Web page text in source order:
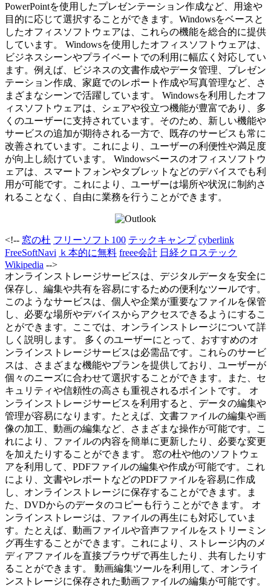
PowerPointを使用したプレゼンテーション作成など、用途や
目的に応じて選択することができます。Windowsをベースと
したオフィスソフトウェアは、これらの機能を総合的に提供
しています。 Windowsを使用したオフィスソフトウェアは、
ビジネスシーンやプライベートでの利用に幅広く対応してい
ます。例えば、ビジネスの文書作成やデータ管理、プレゼン
テーション作成、家庭でのレポート作成や写真管理など、さ
まざまなシーンで活躍しています。 Windowsを利用したオフ
ィスソフトウェアは、シェアや役立つ機能が豊富であり、多
くのユーザーに支持されています。そのため、新しい機能や
サービスの追加が期待される一方で、既存のサービスも常に
改善されています。これにより、ユーザーの利便性や満足度
が向上し続けています。 Windowsベースのオフィスソフトウ
ェアは、スマートフォンやタブレットなどのデバイスでも利
用が可能です。これにより、ユーザーは場所や状況に制約さ
れることなく、自由に業務を行うことができます。
<!-- 窓の杜 フリーソフト100 テックキャンプ cyberlink
FreeSoftNavi ｋ本的に無料 freee会計 日経クロステック
Wikipedia -->
オンラインストレージサービスは、デジタルデータを安全に
保存し、編集や共有を容易にするための便利なツールです。
このようなサービスは、個人や企業が重要なファイルを保管
し、必要な場所やデバイスからアクセスできるようにするこ
とができます。ここでは、オンラインストレージについて詳
しく説明します。 多くのユーザーにとって、おすすめのオ
ンラインストレージサービスは必需品です。これらのサービ
スは、さまざまな機能やプランを提供しており、ユーザーが
個々のニーズに合わせて選択することができます。また、セ
キュリティや信頼性の高さも重視されるポイントです。 オ
ンラインストレージサービスを利用すると、データの編集や
管理が容易になります。たとえば、文書ファイルの編集や画
像の加工、動画の編集など、さまざまな操作が可能です。こ
れにより、ファイルの内容を簡単に更新したり、必要な変更
を加えたりすることができます。 窓の杜や他のソフトウェ
アを利用して、PDFファイルの編集や作成が可能です。これ
により、文書やレポートなどのPDFファイルを容易に作成
し、オンラインストレージに保存することができます。ま
た、DVDからのデータのコピーも行うことができます。 オ
ンラインストレージは、ファイルの再生にも対応していま
す。たとえば、動画ファイルや音声ファイルをストリーミン
グ再生することができます。これにより、ストレージ内のメ
ディアファイルを直接ブラウザで再生したり、共有したりす
ることができます。 動画編集ツールを利用して、オンライ
ンストレージに保存された動画ファイルの編集が可能です。